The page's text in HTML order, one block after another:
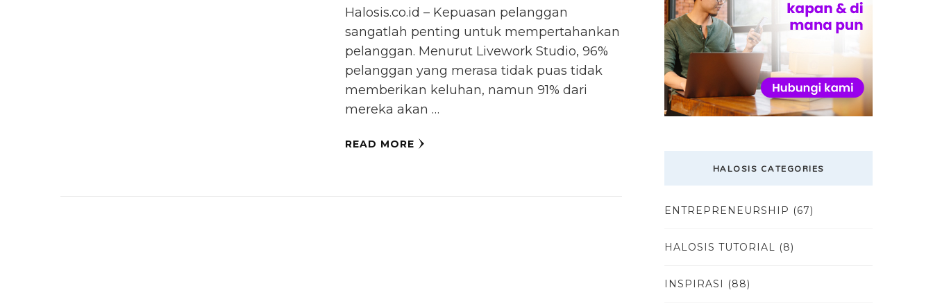
Halosis.co.id – Kepuasan pelanggan
sangatlah penting untuk mempertahankan
pelanggan. Menurut Livework Studio, 96%
pelanggan yang merasa tidak puas tidak
memberikan keluhan, namun 91% dari
mereka akan …
READ MORE
HALOSIS CATEGORIES
ENTREPRENEURSHIP (67)
HALOSIS TUTORIAL (8)
INSPIRASI (88)